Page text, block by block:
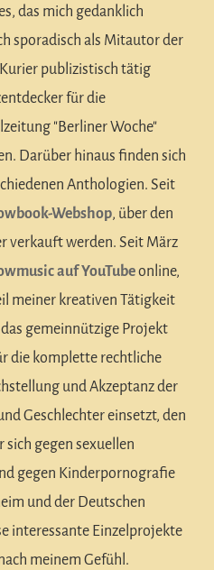
das mich gedanklich
sporadisch als Mitautor der
publizistisch tätig
für die
"Berliner Woche"
Darüber hinaus finden sich
Anthologien. Seit
Webshop, über den
verkauft werden. Seit März
auf YouTubeonline,
meiner kreativen Tätigkeit
gemeinnützige Projekt
die komplette rechtliche
und Akzeptanz der
Geschlechter einsetzt, den
sich gegen sexuellen
gegen Kinderpornografie
und der Deutschen
interessante Einzelprojekte
meinem Gefühl.